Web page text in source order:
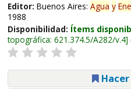
Editor: Buenos Aires: Agua y
1988
Disponibilidad: Ítems
topográfica: 621.374.5/A282/v.4
Hacer